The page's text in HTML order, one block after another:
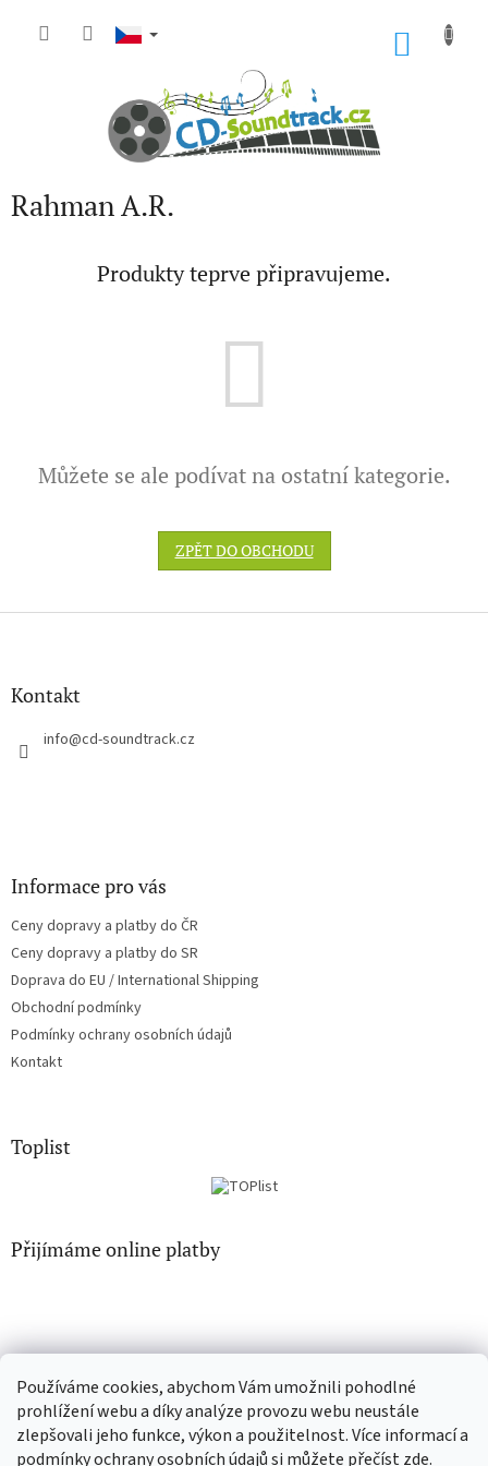
Používáme cookies, abychom Vám umožnili pohodlné
prohlížení webu a díky analýze provozu webu neustále
zlepšovali jeho funkce, výkon a použitelnost. Více informací a
podmínky ochrany osobních údajů si můžete přečístzde.
Rahman A.R.
Produkty teprve připravujeme.
Můžete se ale podívat na ostatní kategorie.
ZPĚT DO OBCHODU
Z
Kontakt
info@cd-soundtrack.cz
Informace pro vás
Ceny dopravy a platby do ČR
Ceny dopravy a platby do SR
Doprava do EU / International Shipping
Obchodní podmínky
Podmínky ochrany osobních údajů
Kontakt
Toplist
Přijímáme online platby
CD-hudba.cz EN-filmy.cz